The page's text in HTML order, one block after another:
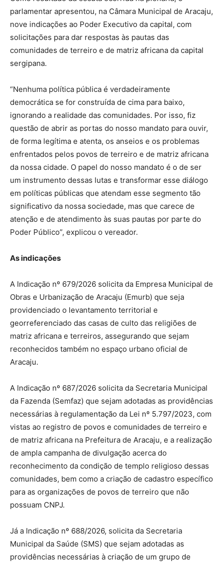
parlamentar apresentou, na Câmara Municipal de Aracaju,
nove indicações ao Poder Executivo da capital, com
solicitações para dar respostas às pautas das
comunidades de terreiro e de matriz africana da capital
sergipana.
“Nenhuma política pública é verdadeiramente
democrática se for construída de cima para baixo,
ignorando a realidade das comunidades. Por isso, fiz
questão de abrir as portas do nosso mandato para ouvir,
de forma legítima e atenta, os anseios e os problemas
enfrentados pelos povos de terreiro e de matriz africana
da nossa cidade. O papel do nosso mandato é o de ser
um instrumento dessas lutas e transformar esse diálogo
em políticas públicas que atendam esse segmento tão
significativo da nossa sociedade, mas que carece de
atenção e de atendimento às suas pautas por parte do
Poder Público”, explicou o vereador.
As indicações
A Indicação nº 679/2026 solicita da Empresa Municipal de
Obras e Urbanização de Aracaju (Emurb) que seja
providenciado o levantamento territorial e
georreferenciado das casas de culto das religiões de
matriz africana e terreiros, assegurando que sejam
reconhecidos também no espaço urbano oficial de
Aracaju.
A Indicação nº 687/2026 solicita da Secretaria Municipal
da Fazenda (Semfaz) que sejam adotadas as providências
necessárias à regulamentação da Lei nº 5.797/2023, com
vistas ao registro de povos e comunidades de terreiro e
de matriz africana na Prefeitura de Aracaju, e a realização
de ampla campanha de divulgação acerca do
reconhecimento da condição de templo religioso dessas
comunidades, bem como a criação de cadastro específico
para as organizações de povos de terreiro que não
possuam CNPJ.
Já a Indicação nº 688/2026, solicita da Secretaria
Municipal da Saúde (SMS) que sejam adotadas as
providências necessárias à criação de um grupo de